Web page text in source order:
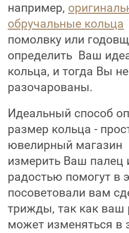
например,
обручальные кольца
помолвку или
определить Ваш
кольца, и тогда Вы
разочарованы.
Идеальный способ
размер кольца -
ювелирный магазин
измерить Ваш палец
радостью помогут в
посоветовали вам
трижды, так как ваш
может изменяться в